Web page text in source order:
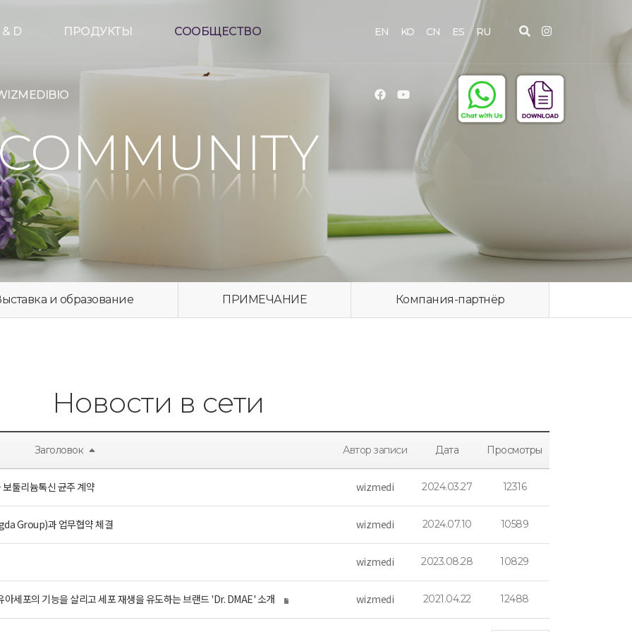
& D ПРОДУКТЫ СООБЩЕСТВО EN KO CN ES RU
и образование ПРИМЕЧАНИЕ Компания-партнёр
Новости в сети
Заголовок Автор записи Дата Просмотры
툴리늄톡신 균주 계약 wizmedi 2024.03.27 12316
Group)과 업무협약 체결 wizmedi 2024.07.10 10589
wizmedi 2023.08.28 10829
세포의 기능을 살리고 세포 재생을 유도하는 브랜드 'Dr. DMAE' 소개 wizmedi 2021.04.22 12488